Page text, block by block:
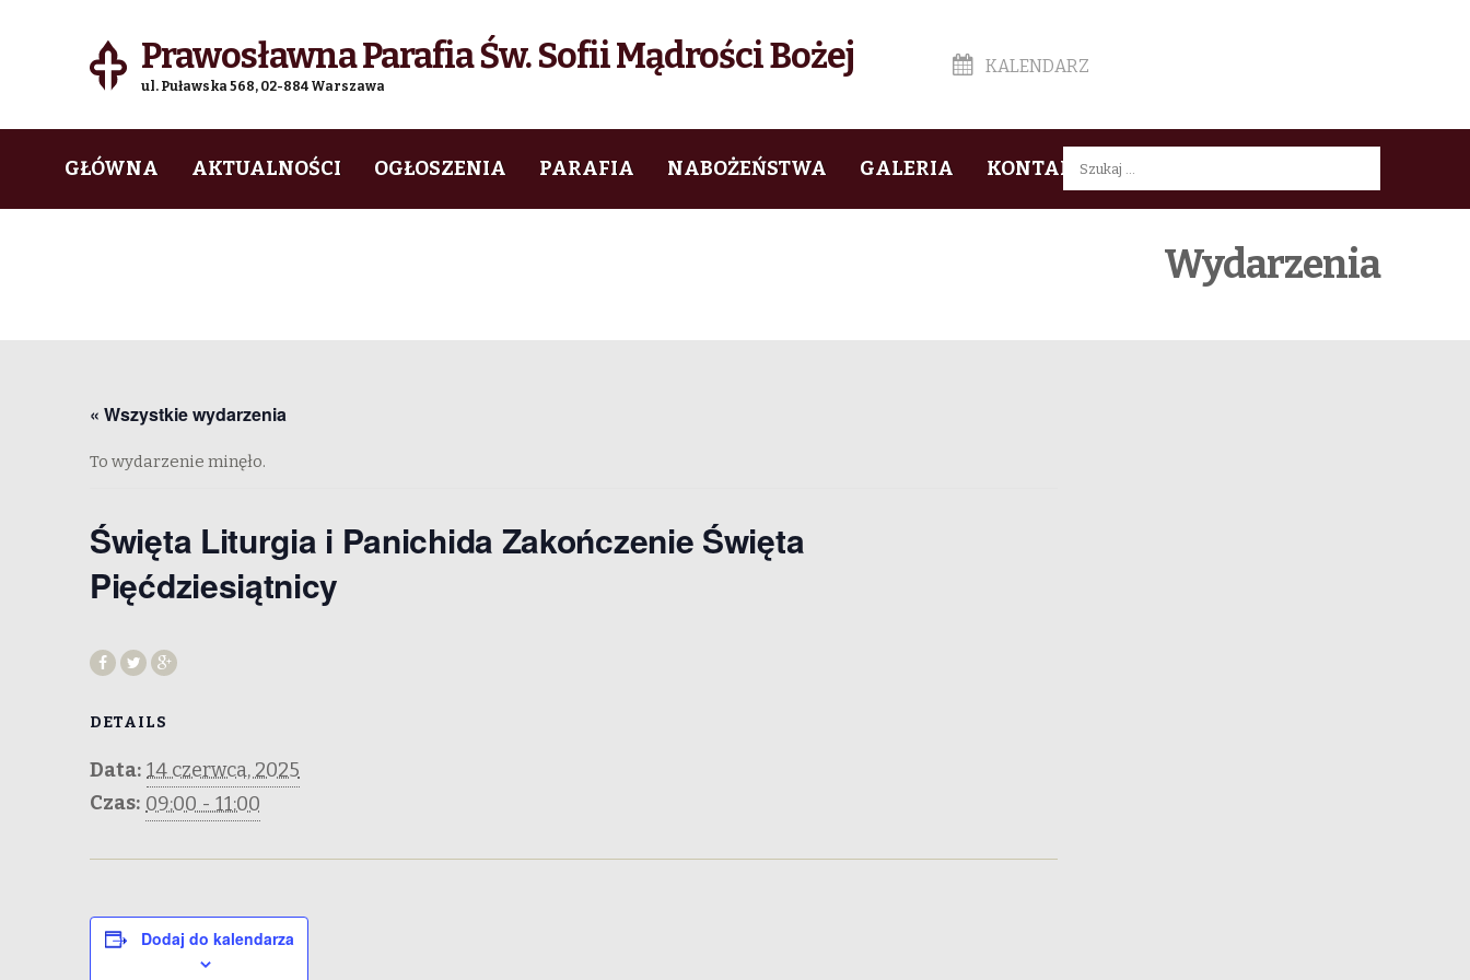
Prawosławna Parafia Św. Sofii Mądrości Bożej
ul. Puławska 568, 02-884 Warszawa
KALENDARZ
to
to
GŁÓWNA AKTUALNOŚCI OGŁOSZENIA PARAFIA NABOŻEŃSTWA GALERIA KONTAKTSzukaj:
Wydarzenia
« Wszystkie wydarzenia
To wydarzenie minęło.
Święta Liturgia i Panichida Zakończenie Święta
Pięćdziesiątnicy
DETAILS
Data: 14 czerwca, 2025
Czas: 09:00 - 11:00
Dodaj do kalendarza